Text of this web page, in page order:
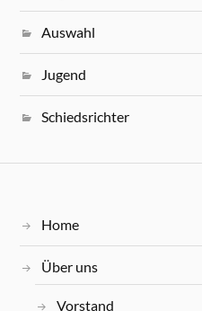
Auswahl
Jugend
Schiedsrichter
Home
Über uns
Vorstand